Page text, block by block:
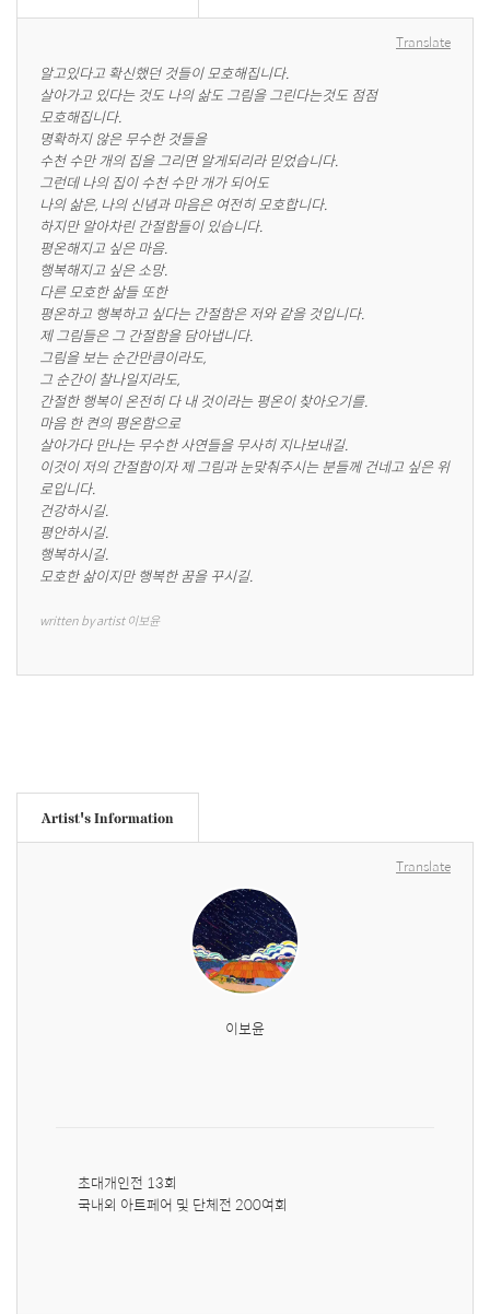
Translate
알고있다고 확신했던 것들이 모호해집니다.
살아가고 있다는 것도 나의 삶도 그림을 그린다는것도 점점
모호해집니다.
명확하지 않은 무수한 것들을
수천 수만 개의 집을 그리면 알게되리라 믿었습니다.
그런데 나의 집이 수천 수만 개가 되어도
나의 삶은, 나의 신념과 마음은 여전히 모호합니다.
하지만 알아차린 간절함들이 있습니다.
평온해지고 싶은 마음.
행복해지고 싶은 소망.
다른 모호한 삶들 또한
평온하고 행복하고 싶다는 간절함은 저와 같을 것입니다.
제 그림들은 그 간절함을 담아냅니다.
그림을 보는 순간만큼이라도,
그 순간이 찰나일지라도,
간절한 행복이 온전히 다 내 것이라는 평온이 찾아오기를.
마음 한 켠의 평온함으로
살아가다 만나는 무수한 사연들을 무사히 지나보내길.
이것이 저의 간절함이자 제 그림과 눈맞춰주시는 분들께 건네고 싶은 위
로입니다.
건강하시길.
평안하시길.
행복하시길.
모호한 삶이지만 행복한 꿈을 꾸시길.
written by artist 이보윤
Artist's Information
Translate
이보윤
초대개인전 13회
국내외 아트페어 및 단체전 200여회